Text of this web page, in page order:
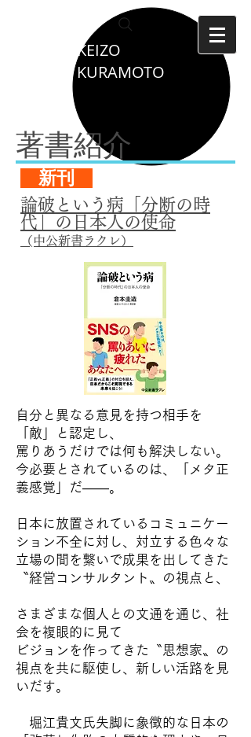
KEIZO
KURAMOTO
著書紹介
新刊
論破という病「分断の時
代」の日本人の使命
​（中公新書ラクレ）
自分と異なる意見を持つ相手を
「敵」と認定し、
罵りあうだけでは何も解決しない。
今必要とされているのは、「メタ正
義感覚」だ――。
日本に放置されているコミュニケー
ション不全に対し、対立する色々な
立場の間を繋いで成果を出してきた
〝経営コンサルタント〟の視点と、
さまざまな個人との文通を通じ、社
会を複眼的に見て
ビジョンを作ってきた〝思想家〟の
視点を共に駆使し、新しい活路を見
いだす。
堀江貴文氏失脚に象徴的な日本の